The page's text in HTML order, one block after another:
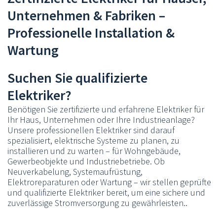
here
Unternehmen & Fabriken –
Professionelle Installation &
Wartung
Suchen Sie qualifizierte
Elektriker?
Benötigen Sie zertifizierte und erfahrene Elektriker für
Ihr Haus, Unternehmen oder Ihre Industrieanlage?
Unsere professionellen Elektriker sind darauf
spezialisiert, elektrische Systeme zu planen, zu
installieren und zu warten – für Wohngebäude,
Gewerbeobjekte und Industriebetriebe. Ob
Neuverkabelung, Systemaufrüstung,
Elektroreparaturen oder Wartung – wir stellen geprüfte
und qualifizierte Elektriker bereit, um eine sichere und
zuverlässige Stromversorgung zu gewährleisten..